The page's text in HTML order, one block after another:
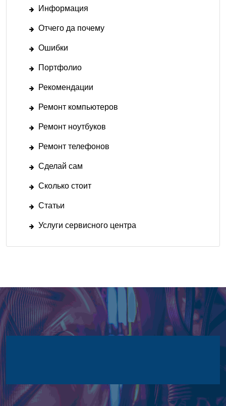
Информация
Отчего да почему
Ошибки
Портфолио
Рекомендации
Ремонт компьютеров
Ремонт ноутбуков
Ремонт телефонов
Сделай сам
Сколько стоит
Статьи
Услуги сервисного центра